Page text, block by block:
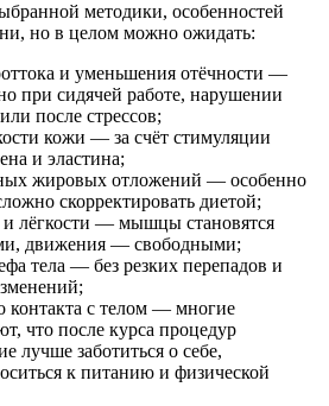
методики, особенностей
но в целом можно ожидать:
и уменьшения отёчности —
при сидячей работе, нарушении
после стрессов;
кожи — за счёт стимуляции
и эластина;
жировых отложений — особенно
скорректировать диетой;
лёгкости — мышцы становятся
движения — свободными;
тела — без резких перепадов и
контакта с телом — многие
что после курса процедур
лучше заботиться о себе,
к питанию и физической